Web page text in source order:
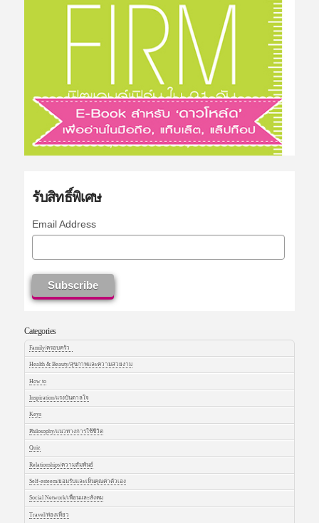
รับสิทธิ์พิเศษ
Email Address
Categories
Family/ครอบครัว
Health & Beauty/สุขภาพและความสวยงาม
How to
Inspiration/แรงบันดาลใจ
Keys
Philosophy/แนวทางการใช้ชีวิต
Quiz
Relationships/ความสัมพันธ์
Self-esteem/ยอมรับและเห็นคุณค่าตัวเอง
Social Network/เพื่อนและสังคม
Travel/ท่องเที่ยว